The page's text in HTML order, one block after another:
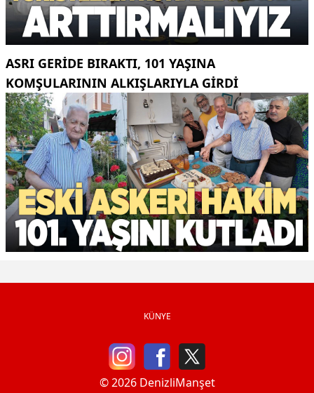
ASRI GERIDE BIRAKTI, 101 YAŞINA
KOMŞULARININ ALKIŞLARIYLA GIRDI
KÜNYE
© 2026 DenizliManşet